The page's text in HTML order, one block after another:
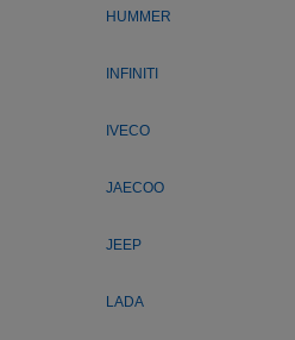
HUMMER
INFINITI
IVECO
JAECOO
JEEP
LADA